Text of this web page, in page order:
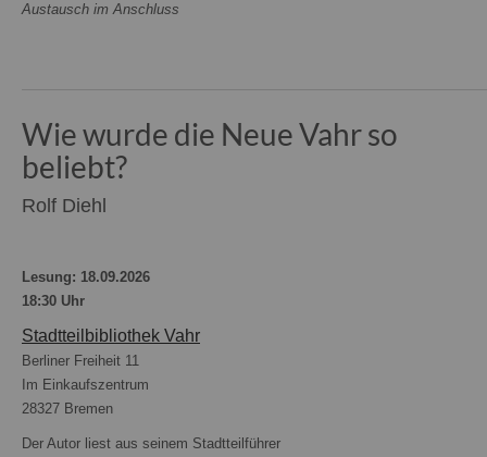
Austausch im Anschluss
Wie wurde die Neue Vahr so
beliebt?
Rolf Diehl
Lesung: 18.09.2026
18:30 Uhr
Stadtteilbibliothek Vahr
Berliner Freiheit 11
Im Einkaufszentrum
28327 Bremen
Der Autor liest aus seinem Stadtteilführer